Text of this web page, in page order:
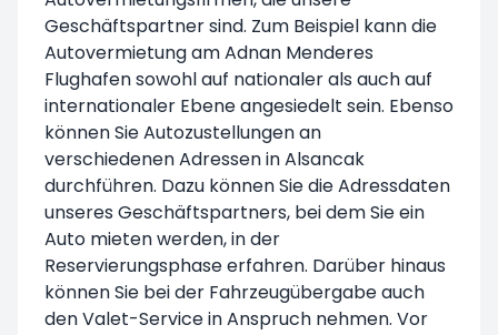
Geschäftspartner sind. Zum Beispiel kann die
Autovermietung am Adnan Menderes
Flughafen sowohl auf nationaler als auch auf
internationaler Ebene angesiedelt sein. Ebenso
können Sie Autozustellungen an
verschiedenen Adressen in Alsancak
durchführen. Dazu können Sie die Adressdaten
unseres Geschäftspartners, bei dem Sie ein
Auto mieten werden, in der
Reservierungsphase erfahren. Darüber hinaus
können Sie bei der Fahrzeugübergabe auch
den Valet-Service in Anspruch nehmen. Vor